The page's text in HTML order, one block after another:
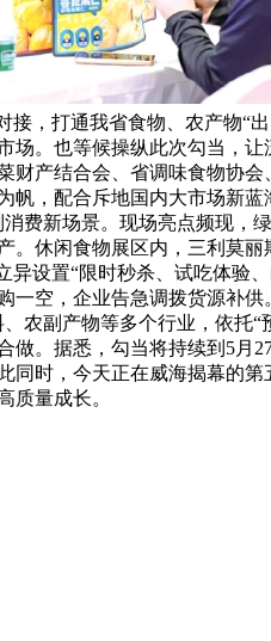
，打通我省食物、农产物“
。也等候操纵此次勾当，
产结合会、省调味食物协
，配合斥地国内大市场新
费新场景。现场亮点频现，
休闲食物展区内，三利莫
设置“限时秒杀、试吃体验
空，企业告急调拨货源补
农副产物等多个行业，依托
。据悉，勾当将持续到5月
时，今天正在威海揭幕的
质量成长。